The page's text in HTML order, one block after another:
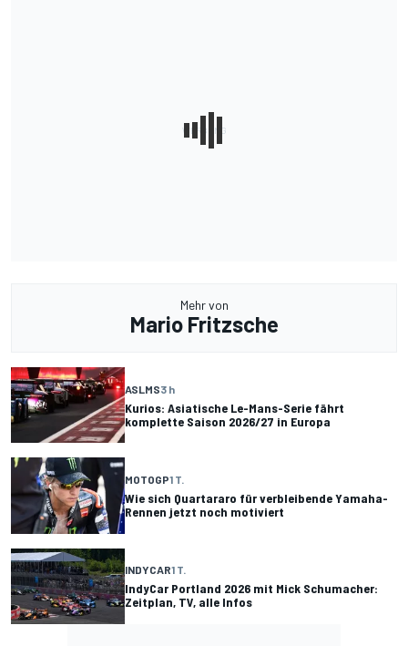
Mehr von
Mario Fritzsche
ASLMS3 h
Kurios: Asiatische Le-Mans-Serie fährt
komplette Saison 2026/27 in Europa
MOTOGP1 T.
Wie sich Quartararo für verbleibende Yamaha-
Rennen jetzt noch motiviert
INDYCAR1 T.
IndyCar Portland 2026 mit Mick Schumacher:
Zeitplan, TV, alle Infos